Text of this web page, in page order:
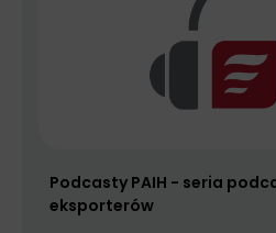
Podcasty PAIH - seria
eksporterów